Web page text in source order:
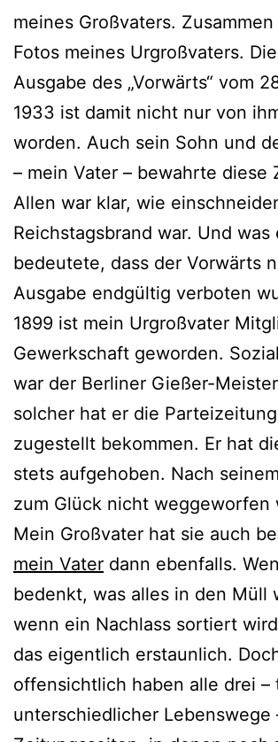
meines Großvaters.
Fotos meines Urgroßvaters.
Ausgabe des „Vorwärts“ vom
1933 ist damit nicht nur von
worden. Auch sein Sohn und
– mein Vater – bewahrte diese
Allen war klar, wie
Reichstagsbrand war. Und was
bedeutete, dass der Vorwärts
Ausgabe endgültig verboten
1899 ist mein Urgroßvater
Gewerkschaft geworden.
war der Berliner Gießer-
solcher hat er die
zugestellt bekommen. Er hat
stets aufgehoben. Nach
zum Glück nicht weggeworfen
Mein Großvater hat sie auch
mein Vater dann ebenfalls.
bedenkt, was alles in den Müll
wenn ein Nachlass sortiert
das eigentlich erstaunlich.
offensichtlich haben alle drei –
unterschiedlicher Lebenswege